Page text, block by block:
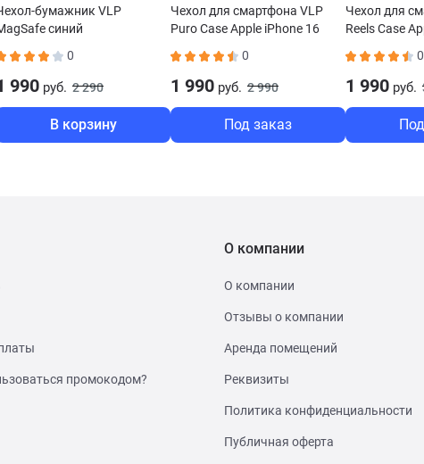
бумажник VLP
синий
0
990 руб. 2 290
В корзину
Чехол для смартфона VLP
Puro Case Apple iPhone 16
0
1 990 руб. 2 990
Под заказ
Чехол для
Reels Case
0
1 990 руб.
промокодом?
О компании
О компании
Отзывы о компании
Аренда помещений
Реквизиты
Политика конфиденциальности
Публичная оферта